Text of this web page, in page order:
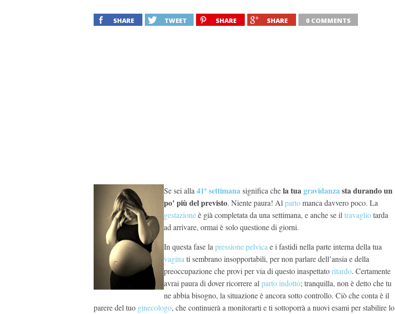
SHARE TWEET SHARE SHARE 0 COMMENTS
Se sei alla 41ª settimanasignifica chela tuagravidanzasta durando un
po’ più del previsto. Niente paura! Al partomanca davvero poco. La
gestazioneè già completata da una settimana, e anche se il travagliotarda
ad arrivare, ormai è solo questione di giorni.
In questa fase la pressione pelvica e i fastidi nella parte interna della tua
vagina ti sembrano insopportabili, per non parlare dell’ansia e della
preoccupazione che provi per via di questo inaspettatoritardo. Certamente
avrai paura di dover ricorrere al parto indotto; tranquilla, non è detto che tu
ne abbia bisogno, la situazione è ancora sotto controllo. Ciò che conta è il
parere del tuo ginecologo, che continuerà a monitorarti e ti sottoporrà a nuovi esami per stabilire lo